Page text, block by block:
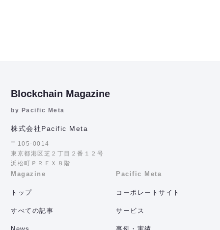
Blockchain Magazine
by Pacific Meta
株式会社Pacific Meta
〒105-0014
東京都港区芝２丁目２番１２号
浜松町ＰＲＥＸ８階
Magazine
トップ
すべての記事
Pacific Meta
コーポレートサイト
サービス